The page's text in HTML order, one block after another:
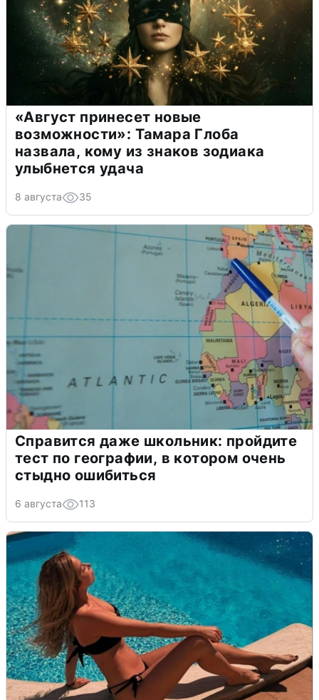
«Август принесет новые
возможности»: Тамара Глоба
назвала, кому из знаков зодиака
улыбнется удача
8 августа 35
Справится даже школьник: пройдите
тест по географии, в котором очень
стыдно ошибиться
6 августа 113